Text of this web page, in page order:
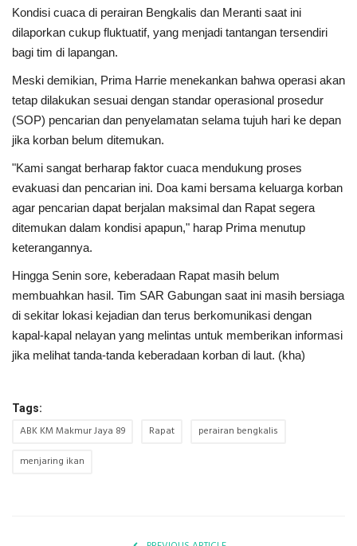
Kondisi cuaca di perairan Bengkalis dan Meranti saat ini
dilaporkan cukup fluktuatif, yang menjadi tantangan tersendiri
bagi tim di lapangan.
Meski demikian, Prima Harrie menekankan bahwa operasi akan
tetap dilakukan sesuai dengan standar operasional prosedur
(SOP) pencarian dan penyelamatan selama tujuh hari ke depan
jika korban belum ditemukan.
"Kami sangat berharap faktor cuaca mendukung proses
evakuasi dan pencarian ini. Doa kami bersama keluarga korban
agar pencarian dapat berjalan maksimal dan Rapat segera
ditemukan dalam kondisi apapun," harap Prima menutup
keterangannya.
Hingga Senin sore, keberadaan Rapat masih belum
membuahkan hasil. Tim SAR Gabungan saat ini masih bersiaga
di sekitar lokasi kejadian dan terus berkomunikasi dengan
kapal-kapal nelayan yang melintas untuk memberikan informasi
jika melihat tanda-tanda keberadaan korban di laut. (kha)
Tags:
ABK KM Makmur Jaya 89 Rapat
perairan bengkalis
menjaring ikan